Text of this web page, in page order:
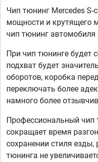
Чип тюнинг Mercedes S-
мощности и крутящего
чип тюнинг автомобиля
При чип тюнинге будет
подхват будет
оборотов, коробка
переключать более
намного более
Профессиональный чип
сокращает время
сохранении стиля езды,
тюнинга не